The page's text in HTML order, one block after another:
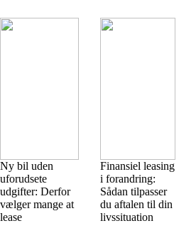
Ny bil uden
uforudsete
udgifter: Derfor
vælger mange at
lease
Finansiel leasing
i forandring:
Sådan tilpasser
du aftalen til din
livssituation